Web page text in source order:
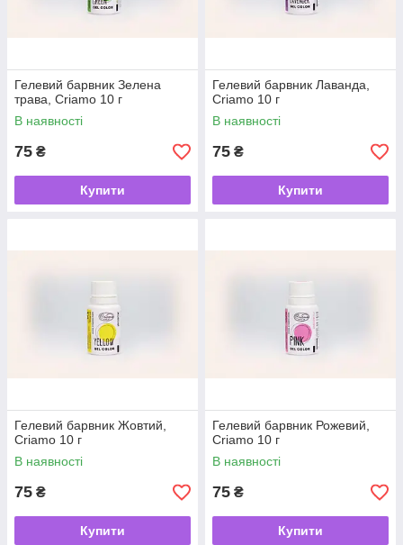
Гелевий барвник Зелена
трава, Criamo 10 г
В наявності
75 ₴
Купити
Гелевий барвник Лаванда,
Criamo 10 г
В наявності
75 ₴
Купити
Гелевий барвник Жовтий,
Criamo 10 г
В наявності
75 ₴
Купити
Гелевий барвник Рожевий,
Criamo 10 г
В наявності
75 ₴
Купити